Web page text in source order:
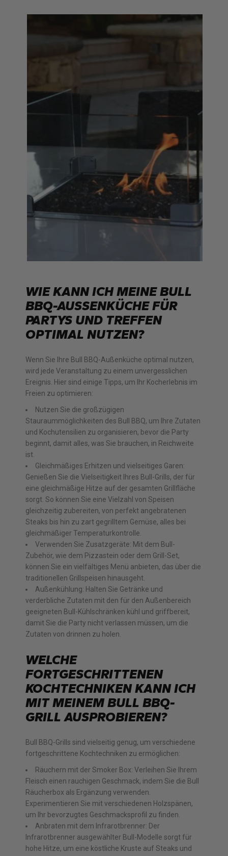
WIE KANN ICH MEINE BULL
BBQ-AUSSENKÜCHE FÜR P
ARTYS UND TREFFEN O
PTIMAL NUTZEN?
Wenn Sie Ihre Bull BBQ-Außenküche optimal nutzen,
wird jede Veranstaltung zu einem unvergesslichen
Ereignis. Hier sind einige Tipps, um Ihr Kocherlebnis im
Freien zu optimieren:
Nutzen Sie die großzügigen
Stauraummöglichkeiten des Bull BBQ, um Ihre Zutaten
und Kochutensilien zu organisieren, bevor die Party
beginnt, damit alles, was Sie brauchen, in Reichweite
ist.
Gleichmäßiges Erhitzen und vielseitiges Garen:
Genießen Sie die Vielseitigkeit Ihres Bull-Grills, der für
eine gleichmäßige Hitze auf der gesamten Grillfläche
sorgt. So können Sie eine Vielzahl von Speisen
gleichzeitig zubereiten, von perfekt angebratenen
Steaks bis hin zu zart gegrilltem Gemüse, alles bei
gleichmäßiger Temperaturkontrolle.
Verwenden Sie Zusatzgeräte: Mit dem Bull-
Zubehör, wie dem Pizzastein oder dem Grill-Set,
können Sie ein vielfältiges Menü anbieten, das über die
traditionellen Grillspeisen hinausgeht.
Außenkühlung: Halten Sie Getränke und
verderbliche Zutaten mit den für den Außenbereich
geeigneten Bull-Kühlschränken kühl und griffbereit,
damit Sie die Party nicht verlassen müssen, um die
Zutaten von drinnen zu holen.
WELCHE
FORTGESCHRITTENEN
KOCHTECHNIKEN KANN ICH
MIT MEINEM BULL BBQ-
GRILL AUSPROBIEREN?
Bull BBQ-Grills sind vielseitig genug, um verschiedene
fortgeschrittene Kochtechniken zu ermöglichen:
Räuchern mit der Smoker Box: Verleihen Sie Ihrem
Fleisch einen rauchigen Geschmack, indem Sie die Bull
Räucherbox als Ergänzung verwenden.
Experimentieren Sie mit verschiedenen Holzspänen,
um Ihr bevorzugtes Geschmacksprofil zu finden.
Anbraten mit dem Infrarotbrenner: Der
Infrarotbrenner ausgewählter Bull-Modelle sorgt für
hohe Hitze, um eine köstliche Kruste auf Steaks und